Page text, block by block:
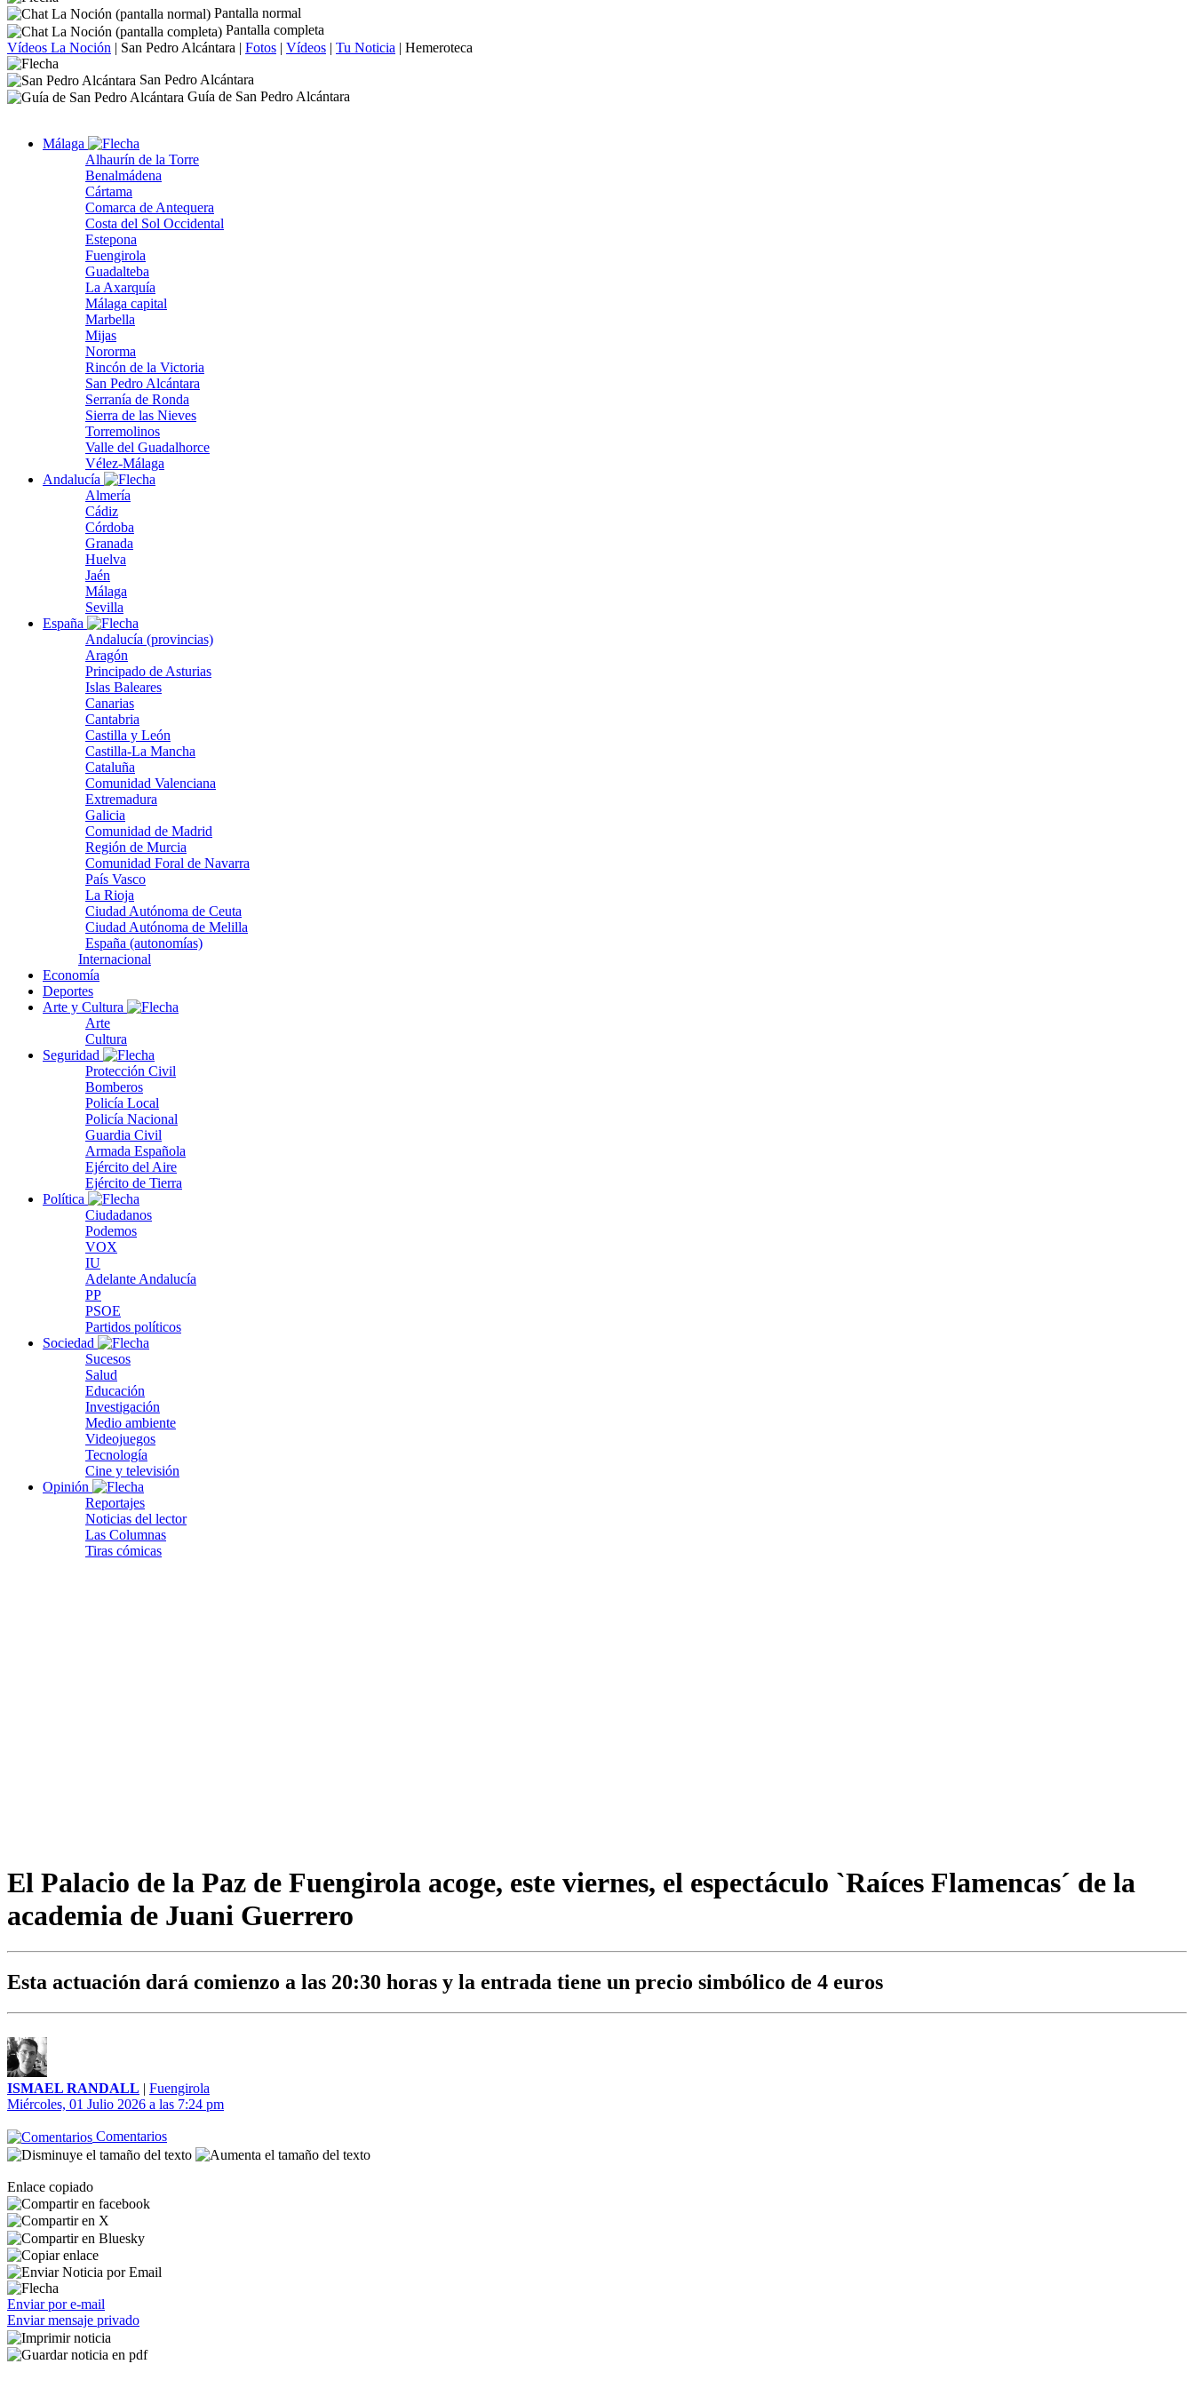
Pantalla normal
Pantalla completa
Vídeos La Noción | San Pedro Alcántara | Fotos | Vídeos | Tu Noticia | Hemeroteca
San Pedro Alcántara
Guía de San Pedro Alcántara
Málaga
Alhaurín de la Torre
Benalmádena
Cártama
Comarca de Antequera
Costa del Sol Occidental
Estepona
Fuengirola
Guadalteba
La Axarquía
Málaga capital
Marbella
Mijas
Nororma
Rincón de la Victoria
San Pedro Alcántara
Serranía de Ronda
Sierra de las Nieves
Torremolinos
Valle del Guadalhorce
Vélez-Málaga
Andalucía
Almería
Cádiz
Córdoba
Granada
Huelva
Jaén
Málaga
Sevilla
España
Andalucía (provincias)
Aragón
Principado de Asturias
Islas Baleares
Canarias
Cantabria
Castilla y León
Castilla-La Mancha
Cataluña
Comunidad Valenciana
Extremadura
Galicia
Comunidad de Madrid
Región de Murcia
Comunidad Foral de Navarra
País Vasco
La Rioja
Ciudad Autónoma de Ceuta
Ciudad Autónoma de Melilla
España (autonomías)
Internacional
Economía
Deportes
Arte y Cultura
Arte
Cultura
Seguridad
Protección Civil
Bomberos
Policía Local
Policía Nacional
Guardia Civil
Armada Española
Ejército del Aire
Ejército de Tierra
Política
Ciudadanos
Podemos
VOX
IU
Adelante Andalucía
PP
PSOE
Partidos políticos
Sociedad
Sucesos
Salud
Educación
Investigación
Medio ambiente
Videojuegos
Tecnología
Cine y televisión
Opinión
Reportajes
Noticias del lector
Las Columnas
Tiras cómicas
El Palacio de la Paz de Fuengirola acoge, este viernes, el espectáculo `Raíces Flamencas´ de la
academia de Juani Guerrero
Esta actuación dará comienzo a las 20:30 horas y la entrada tiene un precio simbólico de 4 euros
ISMAEL RANDALL | Fuengirola
Miércoles, 01 Julio 2026 a las 7:24 pm
Comentarios
Enlace copiado
Enviar por e-mail
Enviar mensaje privado